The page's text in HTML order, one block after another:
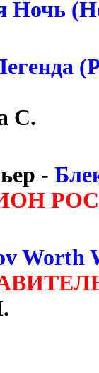
Ночь
С.
-